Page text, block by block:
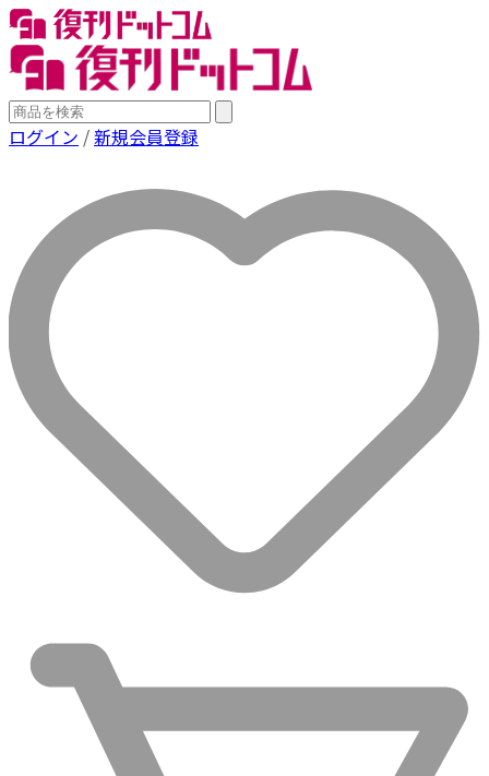
ログイン /新規会員登録